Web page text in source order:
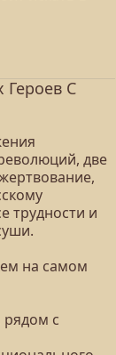
Героев С
две
трудности и
на самом
рядом с